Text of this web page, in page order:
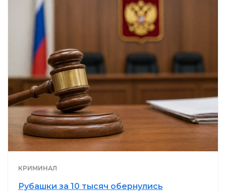
КРИМИНАЛ
Рубашки за 10 тысяч обернулись